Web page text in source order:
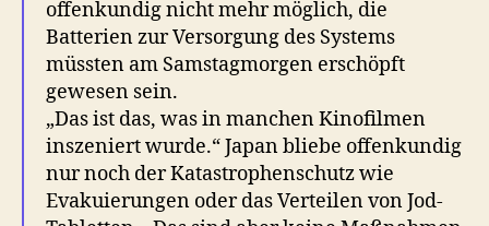
offenkundig nicht mehr möglich, die
Batterien zur Versorgung des Systems
müssten am Samstagmorgen erschöpft
gewesen sein.
„Das ist das, was in manchen Kinofilmen
inszeniert wurde.“ Japan bliebe offenkundig
nur noch der Katastrophenschutz wie
Evakuierungen oder das Verteilen von Jod-